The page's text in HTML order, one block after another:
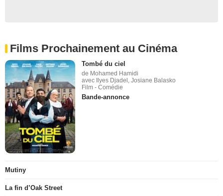
Films Prochainement au Cinéma
Tombé du ciel
de Mohamed Hamidi
avec Ilyes Djadel, Josiane Balasko
Film - Comédie
Bande-annonce
Mutiny
La fin d’Oak Street